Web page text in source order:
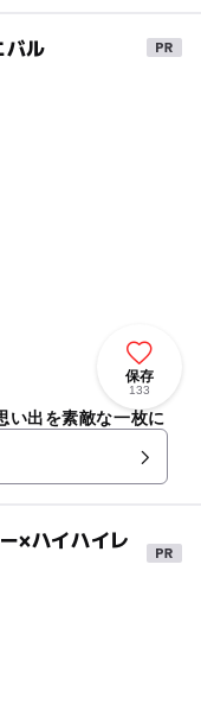
ル
保存
133
い出を素敵な一枚に
×ハイハイレ